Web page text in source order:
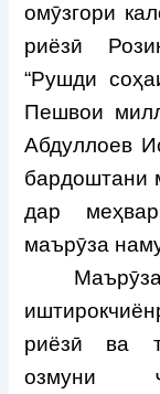
омӯзгори
риёзӣ
“Рушди
Пешвои
Абдуллоев
бардоштани
дар
маърӯза
риёзӣ ва
озмуни